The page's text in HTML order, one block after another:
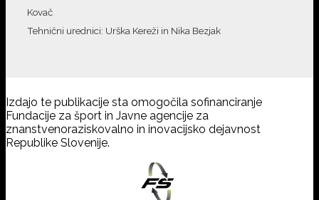
Kovač
Tehnični urednici: Urška Kereži in Nika Bezjak
Izdajo te publikacije sta omogočila sofinanciranje
Fundacije za šport in Javne agencije za
znanstvenoraziskovalno in inovacijsko dejavnost
Republike Slovenije.